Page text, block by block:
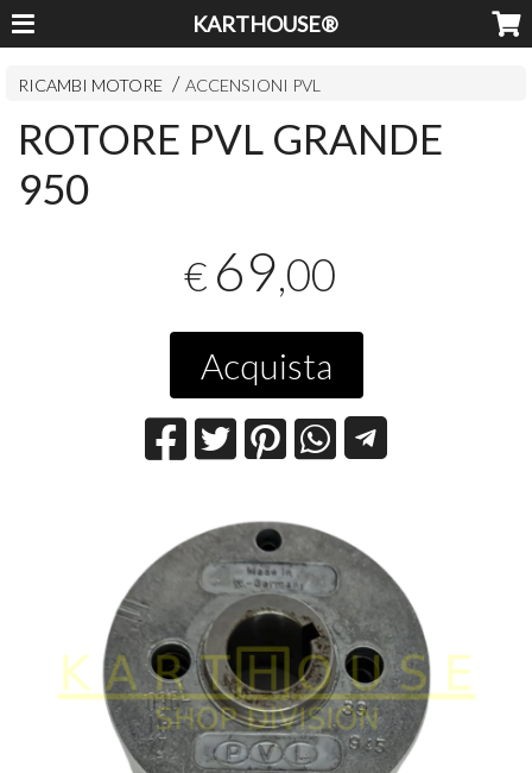
KARTHOUSE®
RICAMBI MOTORE ACCENSIONI PVL
ROTORE PVL GRANDE
950
€ 69,00
Acquista